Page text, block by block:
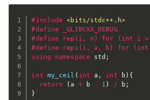
#include
<bits/stdc++.h>
#define _GLIBCXX_DEBUG
#define rep(i, n) for (int i
#define repi(i, a, b) for
using
namespace std ;
int my_ceil ( int a , int b ) {
return
( a + b - 1 ) / b ;
}